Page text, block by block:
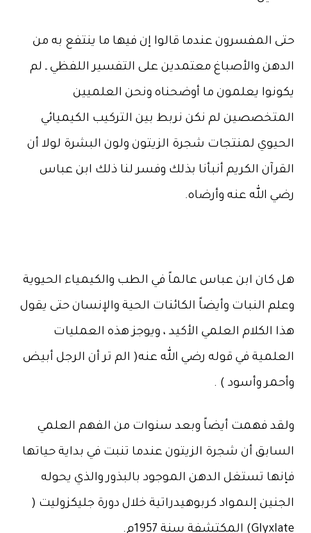
حتى المفسرون عندما قالوا إن فيها ما ينتفع به من
الدهن والأصباغ معتمدين على التفسير اللفظي ـ لم
يكونوا يعلمون ما أوضحناه ونحن العلميين
المتخصصين لم نكن نربط بين التركيب الكيميائي
الحيوي لمنتجات شجرة الزيتون ولون البشرة لولا أن
القرآن الكريم أنبأنا بذلك وفسر لنا ذلك ابن عباس
رضي الله عنه وأرضاه.
هل كان ابن عباس عالماً في الطب والكيمياء الحيوية
وعلم النبات وأيضاً الكائنات الحية والإنسان حتى يقول
هذا الكلام العلمي الأكيد ، ويوجز هذه العمليات
العلمية في قوله رضي الله عنه( الم تر أن الرجل أبيض
وأحمر وأسود ) .
ولقد فهمت أيضاً وبعد سنوات من الفهم العلمي
السابق أن شجرة الزيتون عندما تنبت في بداية حياتها
فإنها تستغل الدهن الموجود بالبذور والذي يحوله
الجنين إلىمواد كربوهيدراتية خلال دورة جليكزوليت (
Glyxlate) المكتشفة سنة 1957م.